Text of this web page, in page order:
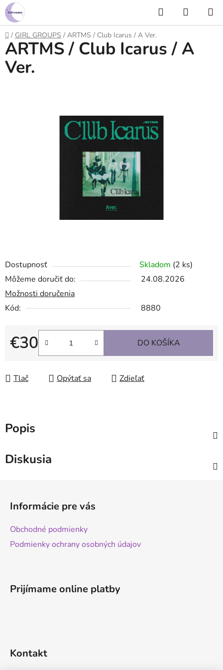
Prejsť
na
obsah
Hľadať
KOŠÍK
Domov
/ GIRL GROUPS / ARTMS / Club Icarus / A Ver.
Dostupnosť Skladom (2 ks)
Môžeme doručiť do:
24.08.2026
Možnosti doručenia
Kód:
8880
€30
Jednotková cena:
DO KOŠÍKA
Tlač Opýtať sa Zdieľať
ARTMS / Club Icarus / A
Ver.
Popis
Diskusia
Informácie pre vás
Obchodné podmienky
Podmienky ochrany osobných údajov
Prijímame online platby
Kontakt